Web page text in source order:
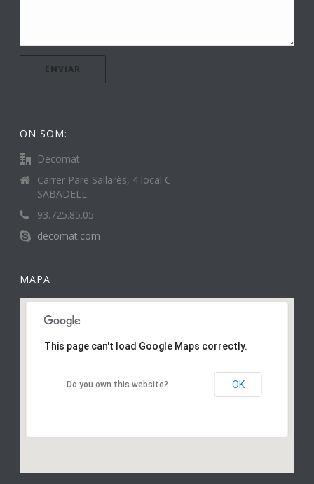
ON SOM:
Decomat
Carrer Pare Sallarès, 4 local C
SABADELL
93.725.85.05
decomat.com
MAPA
This page can't load Google Maps correctly.
Do you own this website? OK